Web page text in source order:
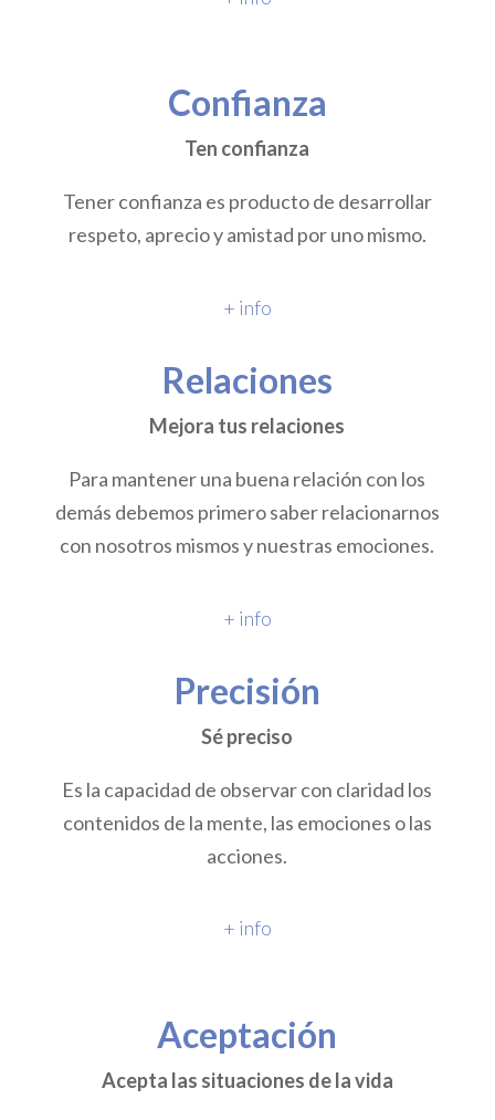
Confianza
Ten confianza
Tener confianza es producto de desarrollar
respeto, aprecio y amistad por uno mismo.
+ info
Relaciones
Mejora tus relaciones
Para mantener una buena relación con los
demás debemos primero saber relacionarnos
con nosotros mismos y nuestras emociones.
+ info
Precisión
Sé preciso
Es la capacidad de observar con claridad los
contenidos de la mente, las emociones o las
acciones.
+ info
Aceptación
Acepta las situaciones de la vida